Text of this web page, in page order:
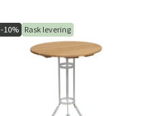
-10% Rask levering